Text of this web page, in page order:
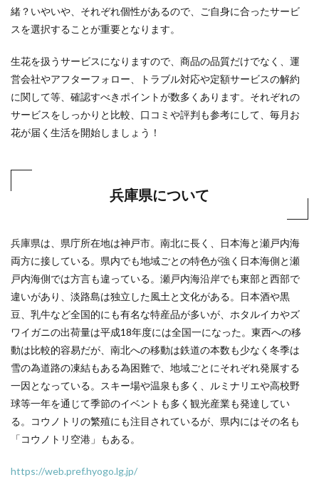
緒？いやいや、それぞれ個性があるので、ご自身に合ったサービ
スを選択することが重要となります。
生花を扱うサービスになりますので、商品の品質だけでなく、運
営会社やアフターフォロー、トラブル対応や定額サービスの解約
に関して等、確認すべきポイントが数多くあります。それぞれの
サービスをしっかりと比較、口コミや評判も参考にして、毎月お
花が届く生活を開始しましょう！
兵庫県について
兵庫県は、県庁所在地は神戸市。南北に長く、日本海と瀬戸内海
両方に接している。県内でも地域ごとの特色が強く日本海側と瀬
戸内海側では方言も違っている。瀬戸内海沿岸でも東部と西部で
違いがあり、淡路島は独立した風土と文化がある。日本酒や黒
豆、乳牛など全国的にも有名な特産品が多いが、ホタルイカやズ
ワイガニの出荷量は平成18年度には全国一になった。東西への移
動は比較的容易だが、南北への移動は鉄道の本数も少なく冬季は
雪の為道路の凍結もある為困難で、地域ごとにそれぞれ発展する
一因となっている。スキー場や温泉も多く、ルミナリエや高校野
球等一年を通じて季節のイベントも多く観光産業も発達してい
る。コウノトリの繁殖にも注目されているが、県内にはその名も
「コウノトリ空港」もある。
https://web.pref.hyogo.lg.jp/